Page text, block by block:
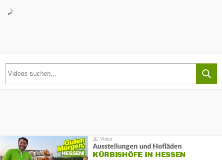
Ausstellungen und Hofläden
KÜRBISHÖFE IN HESSEN